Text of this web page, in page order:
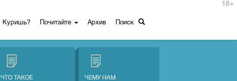
Куришь? Почитайте Архив Поиск
18+
ЧТО ТАКОЕ
ЧЕМУ НАМ